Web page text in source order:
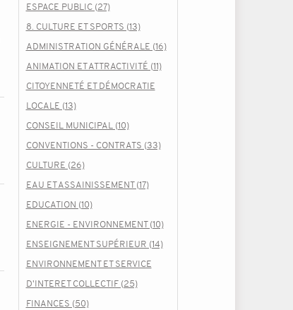
ESPACE PUBLIC (27)
8. CULTURE ET SPORTS (13)
ADMINISTRATION GÉNÉRALE (16)
ANIMATION ET ATTRACTIVITÉ (11)
CITOYENNETÉ ET DÉMOCRATIE
LOCALE (13)
CONSEIL MUNICIPAL (10)
CONVENTIONS - CONTRATS (33)
CULTURE (26)
EAU ET ASSAINISSEMENT (17)
EDUCATION (10)
ENERGIE - ENVIRONNEMENT (10)
ENSEIGNEMENT SUPÉRIEUR (14)
ENVIRONNEMENT ET SERVICE
D'INTERET COLLECTIF (25)
FINANCES (50)